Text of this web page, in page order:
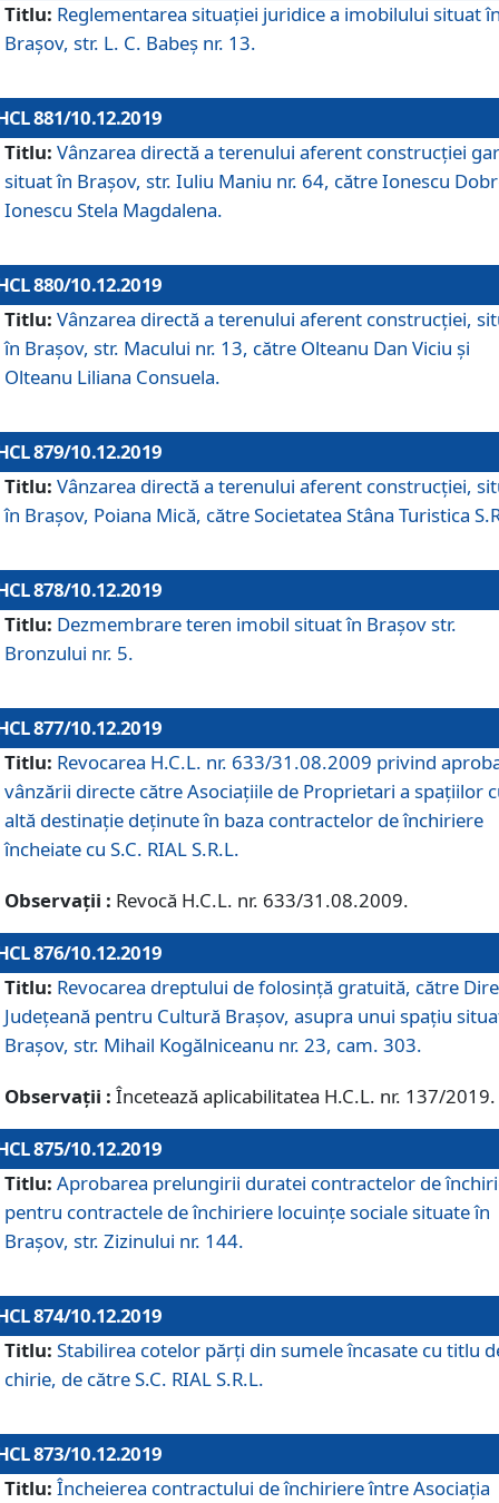
Titlu: Reglementarea situației juridice a imobilului situat
Brașov, str. L. C. Babeș nr. 13.
881/10.12.2019
Titlu: Vânzarea directă a terenului aferent construcției
situat în Brașov, str. Iuliu Maniu nr. 64, către Ionescu
Ionescu Stela Magdalena.
880/10.12.2019
Titlu: Vânzarea directă a terenului aferent construcției,
în Brașov, str. Macului nr. 13, către Olteanu Dan Viciu și
Olteanu Liliana Consuela.
879/10.12.2019
Titlu: Vânzarea directă a terenului aferent construcției,
în Brașov, Poiana Mică, către Societatea Stâna Turistica
878/10.12.2019
Titlu: Dezmembrare teren imobil situat în Brașov str.
Bronzului nr. 5.
877/10.12.2019
Titlu: Revocarea H.C.L. nr. 633/31.08.2009 privind
vânzării directe către Asociațiile de Proprietari a spațiilor
altă destinație deținute în baza contractelor de închiriere
încheiate cu S.C. RIAL S.R.L.
Observații : Revocă H.C.L. nr. 633/31.08.2009.
876/10.12.2019
Titlu: Revocarea dreptului de folosinţă gratuită, către
Judeţeană pentru Cultură Braşov, asupra unui spaţiu
Braşov, str. Mihail Kogălniceanu nr. 23, cam. 303.
Observații : Încetează aplicabilitatea H.C.L. nr. 137/2019.
875/10.12.2019
Titlu: Aprobarea prelungirii duratei contractelor de
pentru contractele de închiriere locuinţe sociale situate în
Braşov, str. Zizinului nr. 144.
874/10.12.2019
Titlu: Stabilirea cotelor părți din sumele încasate cu titlu
chirie, de către S.C. RIAL S.R.L.
873/10.12.2019
Titlu: Încheierea contractului de închiriere între Asociația